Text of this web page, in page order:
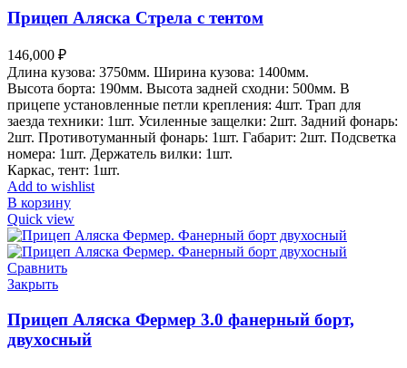
Прицеп Аляска Стрела с тентом
146,000 ₽
Длина кузова: 3750мм. Ширина кузова: 1400мм.
Высота борта: 190мм. Высота задней сходни: 500мм. В
прицепе установленные петли крепления: 4шт. Трап для
заезда техники: 1шт. Усиленные защелки: 2шт. Задний фонарь:
2шт. Противотуманный фонарь: 1шт. Габарит: 2шт. Подсветка
номера: 1шт. Держатель вилки: 1шт.
Каркас, тент: 1шт.
Add to wishlist
В корзину
Quick view
Сравнить
Закрыть
Прицеп Аляска Фермер 3.0 фанерный борт,
двухосный